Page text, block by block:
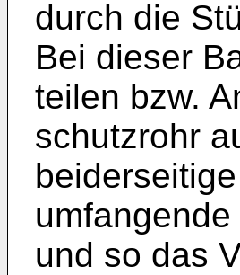
durch die
Bei dieser
teilen bzw.
schutzrohr
und so das